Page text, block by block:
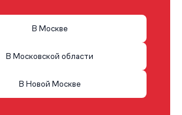
В Москве
В Московской области
В Новой Москве